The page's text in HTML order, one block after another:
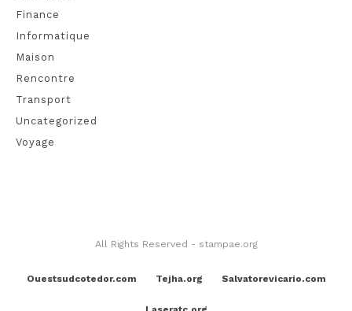
Finance
Informatique
Maison
Rencontre
Transport
Uncategorized
Voyage
All Rights Reserved - stampae.org
Ouestsudcotedor.com Tejha.org Salvatorevicario.com